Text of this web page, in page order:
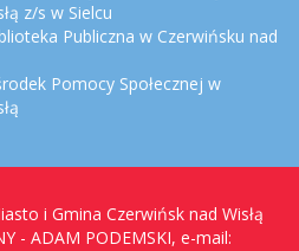
z/s w Sielcu
Publiczna w Czerwińsku nad
Pomocy Społecznej w
i Gmina Czerwińsk nad Wisłą
- ADAM PODEMSKI, e-mail: